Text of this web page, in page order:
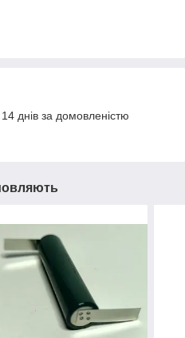
днів за домовленістю